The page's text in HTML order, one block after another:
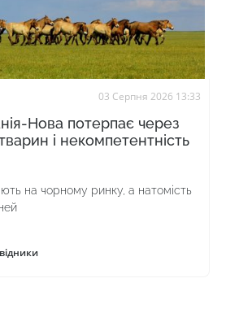
03 Серпня 2026 13:33
Нова потерпає через
і некомпетентність
на чорному ринку, а натомість